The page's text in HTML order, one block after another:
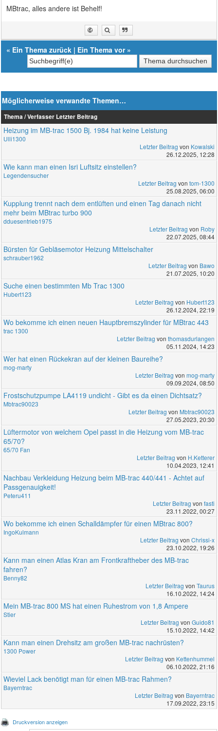
MBtrac, alles andere ist Behelf!
« Ein Thema zurück | Ein Thema vor»
Möglicherweise verwandte Themen…
Thema / Verfasser Letzter Beitrag
Heizung im MB-trac 1500 Bj. 1984 hat keine Leistung
Ulli1300
Letzter Beitrag von Kowalski
26.12.2025, 12:28
Wie kann man einen Isri Luftsitz einstellen?
Legendensucher
Letzter Beitrag von tom-1300
25.08.2025, 06:00
Kupplung trennt nach dem entlüften und einen Tag danach nicht
mehr beim MBtrac turbo 900
dduesentrieb1975
Letzter Beitrag von Roby
22.07.2025, 08:44
Bürsten für Gebläsemotor Heizung Mittelschalter
schrauber1962
Letzter Beitrag von Bawo
21.07.2025, 10:20
Suche einen bestimmten Mb Trac 1300
Hubert123
Letzter Beitrag von Hubert123
26.12.2024, 22:19
Wo bekomme ich einen neuen Hauptbremszylinder für MBtrac 443
trac 1300
Letzter Beitrag von thomasdurlangen
05.11.2024, 14:23
Wer hat einen Rückekran auf der kleinen Baureihe?
mog-marty
Letzter Beitrag von mog-marty
09.09.2024, 08:50
Frostschutzpumpe LA4119 undicht - Gibt es da einen Dichtsatz?
Mbtrac90023
Letzter Beitrag von Mbtrac90023
27.05.2023, 20:30
Lüftermotor von welchem Opel passt in die Heizung vom MB-trac
65/70?
65/70 Fan
Letzter Beitrag von H.Ketterer
10.04.2023, 12:41
Nachbau Verkleidung Heizung beim MB-trac 440/441 - Achtet auf
Passgenauigkeit!
Peteru411
Letzter Beitrag von fasti
23.11.2022, 00:27
Wo bekomme ich einen Schalldämpfer für einen MBtrac 800?
IngoKulmann
Letzter Beitrag von Chrissi-x
23.10.2022, 19:26
Kann man einen Atlas Kran am Frontkraftheber des MB-trac
fahren?
Benny82
Letzter Beitrag von Taurus
16.10.2022, 14:24
Mein MB-trac 800 MS hat einen Ruhestrom von 1,8 Ampere
Stier
Letzter Beitrag von Guido81
15.10.2022, 14:42
Kann man einen Drehsitz am großen MB-trac nachrüsten?
1300 Power
Letzter Beitrag von Kettenhummel
06.10.2022, 21:16
Wieviel Lack benötigt man für einen MB-trac Rahmen?
Bayerntrac
Letzter Beitrag von Bayerntrac
17.09.2022, 23:15
Druckversion anzeigen